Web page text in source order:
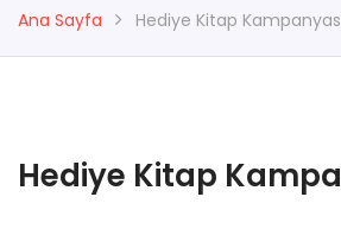
Ana Sayfa Hediye Kitap
Hediye Kitap